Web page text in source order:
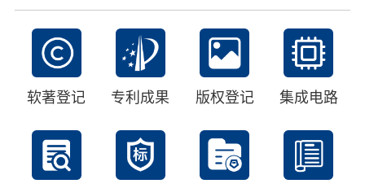
软著登记 专利成果 版权登记 集成电路